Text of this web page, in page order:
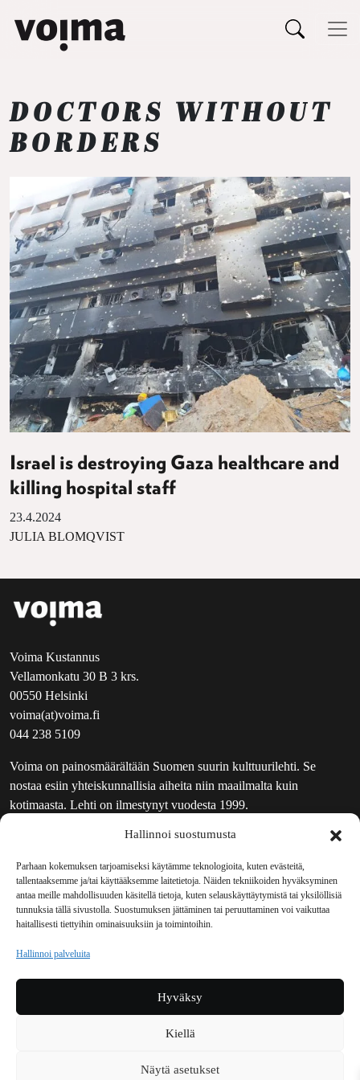
Hallinnoi suostumusta
Parhaan kokemuksen tarjoamiseksi käytämme teknologioita, kuten evästeitä,
tallentaaksemme ja/tai käyttääksemme laitetietoja. Näiden tekniikoiden hyväksyminen
antaa meille mahdollisuuden käsitellä tietoja, kuten selauskäyttäytymistä tai yksilöllisiä
tunnuksia tällä sivustolla. Suostumuksen jättäminen tai peruuttaminen voi vaikuttaa
haitallisesti tiettyihin ominaisuuksiin ja toimintoihin.
Hallinnoi palveluita
Hyväksy
Kiellä
Näytä asetukset
Päävalikko
DOCTORS WITHOUT
BORDERS
Israel is destroying Gaza healthcare and
killing hospital staff
23.4.2024
JULIA BLOMQVIST
Voima Kustannus
Vellamonkatu 30 B 3 krs.
00550 Helsinki
voima(at)voima.fi
044 238 5109
Voima on painosmäärältään Suomen suurin kulttuurilehti. Se
nostaa esiin yhteiskunnallisia aiheita niin maailmalta kuin
kotimaasta. Lehti on ilmestynyt vuodesta 1999.
UUTISKIRJE
MAINOSTAJILLE
VASTAMAINOKSET
JAKELUPAIKAT
REKISTERISELOSTE
TILAUKSEN PERUUTUSPYYNTÖ
TILAUSOHJEET JA -EHDOT